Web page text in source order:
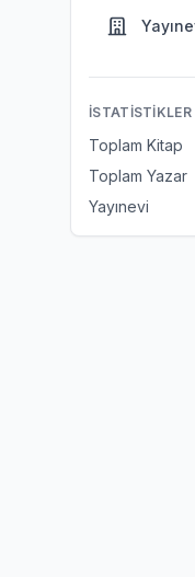
İSTATISTIKLER
Toplam Kitap
Toplam Yazar
Yayınevi